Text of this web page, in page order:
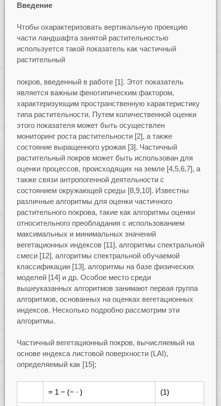
Введение
Чтобы охарактеризовать вертикальную проекцию
части ландшафта занятой растительностью
используется такой показатель как частичный
растительный
покров, введенный в работе [1]. Этот показатель
является важным фенотипическим фактором,
характеризующим пространственную характеристику
типа растительности. Путем количественной оценки
этого показателя может быть осуществлен
мониторинг роста растительности [2], а также
состояние выращенного урожая [3]. Частичный
растительный покров может быть использован для
оценки процессов, происходящих на земле [4,5,6,7], а
также связи антропогенной деятельности с
состоянием окружающей среды [8,9,10]. Известны
различные алгоритмы для оценки частичного
растительного покрова, такие как алгоритмы оценки
относительного преобладания с использованием
максимальных и минимальных значений
вегетационных индексов [11], алгоритмы спектральной
смеси [12], алгоритмы спектральной обучаемой
классификации [13], алгоритмы на базе физических
моделей [14] и др. Особое место среди
вышеуказанных алгоритмов занимают первая группа
алгоритмов, основанных на оценках вегетационных
индексов. Несколько подробно рассмотрим эти
алгоритмы.
Частичный вегетационный покров, вычисляемый на
основе индекса листовой поверхности (LAI),
определяемый как [15];
= 1 − (− ∙ ) (1)